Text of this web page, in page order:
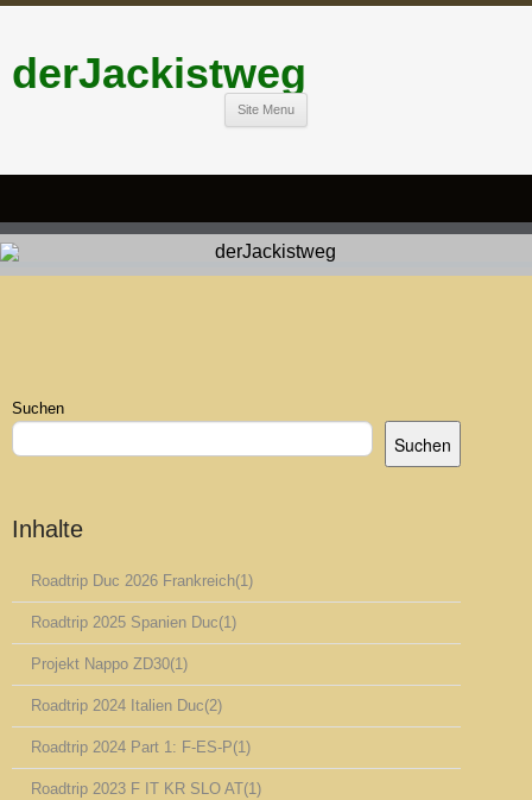
derJackistweg
Site Menu
Suchen
Suchen
Inhalte
Roadtrip Duc 2026 Frankreich(1)
Roadtrip 2025 Spanien Duc(1)
Projekt Nappo ZD30(1)
Roadtrip 2024 Italien Duc(2)
Roadtrip 2024 Part 1: F-ES-P(1)
Roadtrip 2023 F IT KR SLO AT(1)